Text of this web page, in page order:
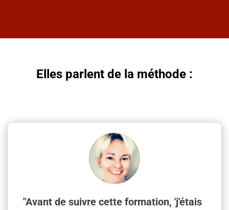
Elles parlent de la méthode :
"Avant de suivre cette formation, 'j'étais